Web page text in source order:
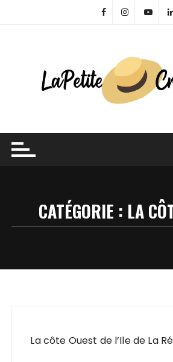
CATÉGORIE : LA
La côte Ouest de l’Ile de La